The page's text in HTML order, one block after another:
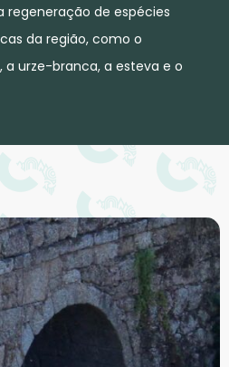
regeneração de espécies
da região, como o
a urze-branca, a esteva e o